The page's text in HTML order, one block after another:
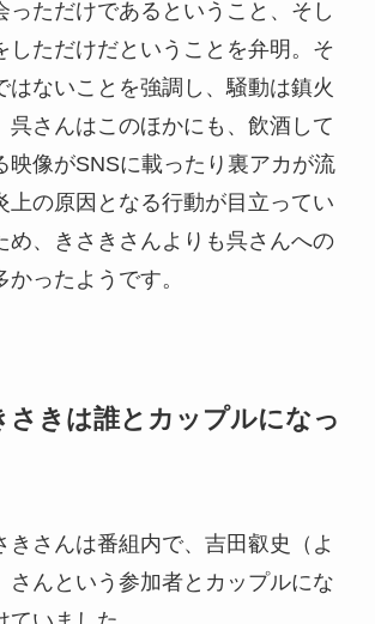
っただけであるということ、そし
しただけだということを弁明。そ
はないことを強調し、騒動は鎮火
呉さんはこのほかにも、飲酒して
映像がSNSに載ったり裏アカが流
上の原因となる行動が目立ってい
め、きさきさんよりも呉さんへの
ったようです。
さきは誰とカップルになっ
きさんは番組内で、吉田叡史（よ
さんという参加者とカップルにな